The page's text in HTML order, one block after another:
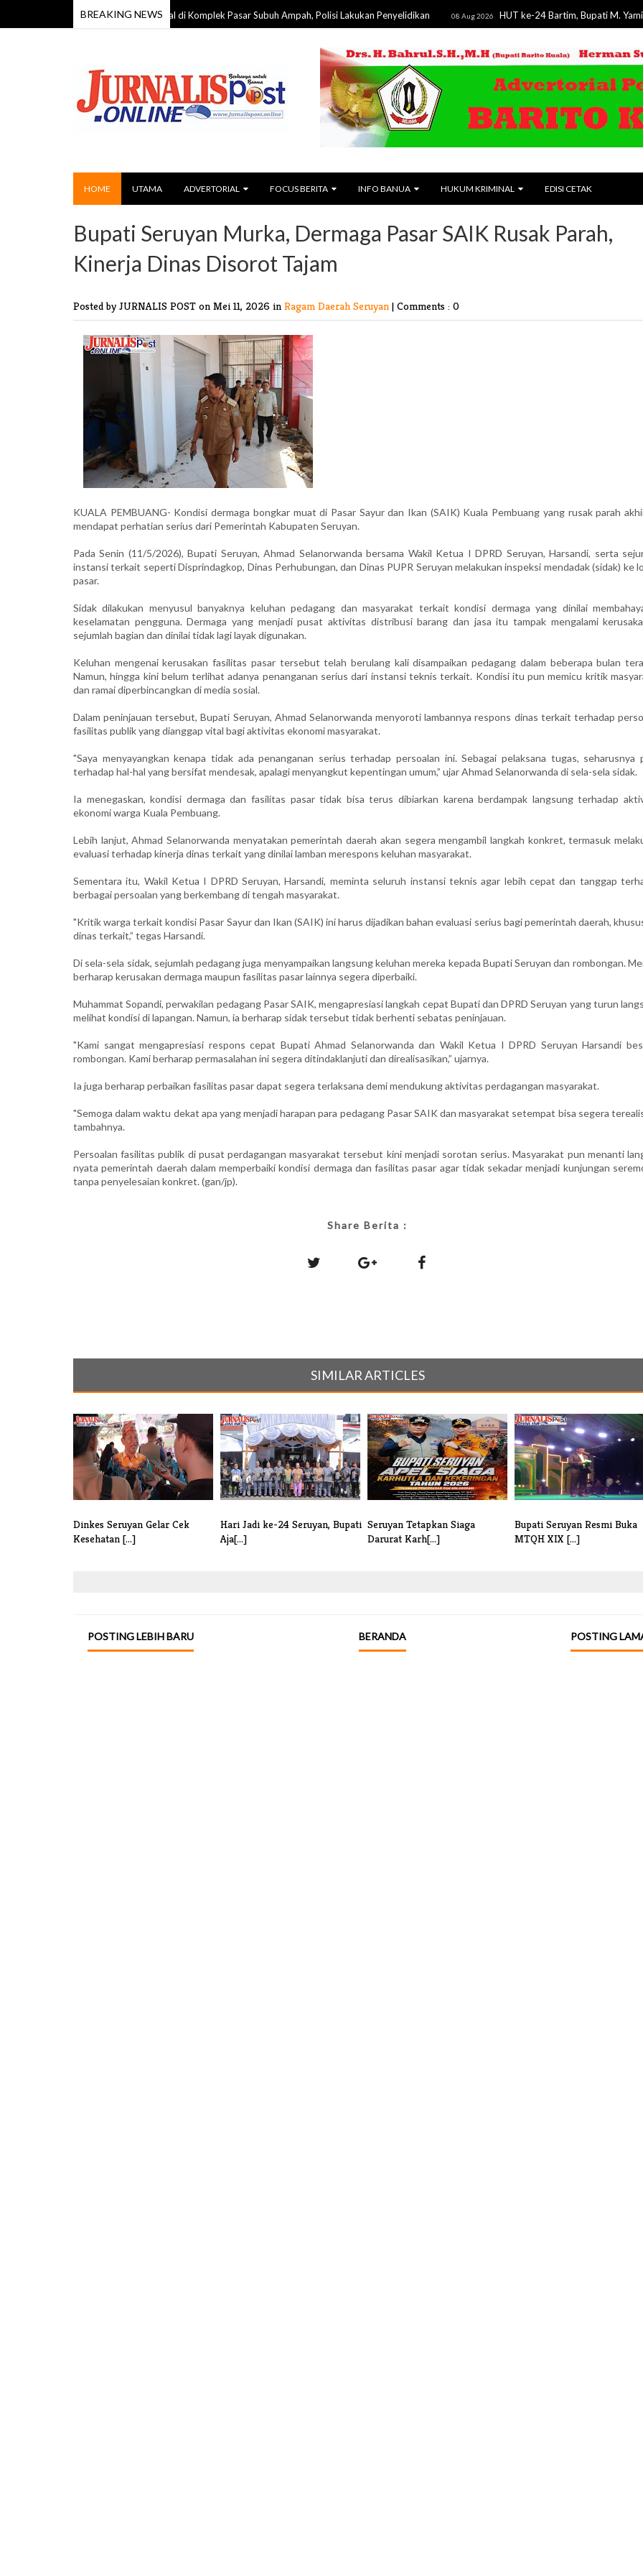
BREAKING NEWS
Tahun Ditemukan Meninggal di Komplek Pasar Subuh Ampah, Polisi Lakukan Penyelidikan 08 Aug 2026 HUT ke-24 Bartim, Bupati M. Yamin
HOME UTAMA ADVERTORIAL FOCUS BERITA INFO BANUA HUKUM KRIMINAL EDISI CETAK
Bupati Seruyan Murka, Dermaga Pasar SAIK Rusak Parah,
Kinerja Dinas Disorot Tajam
Posted by JURNALIS POST on Mei 11, 2026 in Ragam Daerah Seruyan | Comments : 0
KUALA PEMBUANG- Kondisi dermaga bongkar muat di Pasar Sayur dan Ikan (SAIK) Kuala Pembuang yang rusak parah
mendapat perhatian serius dari Pemerintah Kabupaten Seruyan.
Pada Senin (11/5/2026), Bupati Seruyan, Ahmad Selanorwanda bersama Wakil Ketua I DPRD Seruyan, Harsandi, serta
instansi terkait seperti Disprindagkop, Dinas Perhubungan, dan Dinas PUPR Seruyan melakukan inspeksi mendadak (sidak) ke
pasar.
Sidak dilakukan menyusul banyaknya keluhan pedagang dan masyarakat terkait kondisi dermaga yang dinilai
keselamatan pengguna. Dermaga yang menjadi pusat aktivitas distribusi barang dan jasa itu tampak mengalami
sejumlah bagian dan dinilai tidak lagi layak digunakan.
Keluhan mengenai kerusakan fasilitas pasar tersebut telah berulang kali disampaikan pedagang dalam beberapa bulan
Namun, hingga kini belum terlihat adanya penanganan serius dari instansi teknis terkait. Kondisi itu pun memicu kritik
dan ramai diperbincangkan di media sosial.
Dalam peninjauan tersebut, Bupati Seruyan, Ahmad Selanorwanda menyoroti lambannya respons dinas terkait terhadap
fasilitas publik yang dianggap vital bagi aktivitas ekonomi masyarakat.
"Saya menyayangkan kenapa tidak ada penanganan serius terhadap persoalan ini. Sebagai pelaksana tugas, seharusnya
terhadap hal-hal yang bersifat mendesak, apalagi menyangkut kepentingan umum,” ujar Ahmad Selanorwanda di sela-sela sidak.
Ia menegaskan, kondisi dermaga dan fasilitas pasar tidak bisa terus dibiarkan karena berdampak langsung terhadap
ekonomi warga Kuala Pembuang.
Lebih lanjut, Ahmad Selanorwanda menyatakan pemerintah daerah akan segera mengambil langkah konkret, termasuk
evaluasi terhadap kinerja dinas terkait yang dinilai lamban merespons keluhan masyarakat.
Sementara itu, Wakil Ketua I DPRD Seruyan, Harsandi, meminta seluruh instansi teknis agar lebih cepat dan tanggap
berbagai persoalan yang berkembang di tengah masyarakat.
"Kritik warga terkait kondisi Pasar Sayur dan Ikan (SAIK) ini harus dijadikan bahan evaluasi serius bagi pemerintah daerah,
dinas terkait,” tegas Harsandi.
Di sela-sela sidak, sejumlah pedagang juga menyampaikan langsung keluhan mereka kepada Bupati Seruyan dan rombongan.
berharap kerusakan dermaga maupun fasilitas pasar lainnya segera diperbaiki.
Muhammat Sopandi, perwakilan pedagang Pasar SAIK, mengapresiasi langkah cepat Bupati dan DPRD Seruyan yang turun
melihat kondisi di lapangan. Namun, ia berharap sidak tersebut tidak berhenti sebatas peninjauan.
"Kami sangat mengapresiasi respons cepat Bupati Ahmad Selanorwanda dan Wakil Ketua I DPRD Seruyan Harsandi
rombongan. Kami berharap permasalahan ini segera ditindaklanjuti dan direalisasikan,” ujarnya.
Ia juga berharap perbaikan fasilitas pasar dapat segera terlaksana demi mendukung aktivitas perdagangan masyarakat.
"Semoga dalam waktu dekat apa yang menjadi harapan para pedagang Pasar SAIK dan masyarakat setempat bisa segera
tambahnya.
Persoalan fasilitas publik di pusat perdagangan masyarakat tersebut kini menjadi sorotan serius. Masyarakat pun menanti
nyata pemerintah daerah dalam memperbaiki kondisi dermaga dan fasilitas pasar agar tidak sekadar menjadi kunjungan
tanpa penyelesaian konkret. (gan/jp).
Share Berita :
SIMILAR ARTICLES
Dinkes Seruyan Gelar Cek
Kesehatan [...]
Hari Jadi ke-24 Seruyan, Bupati
Aja[...]
Seruyan Tetapkan Siaga
Darurat Karh[...]
Bupati Seruyan Resmi Buka
MTQH XIX [...]
POSTING LEBIH BARU POSTING
BERANDA